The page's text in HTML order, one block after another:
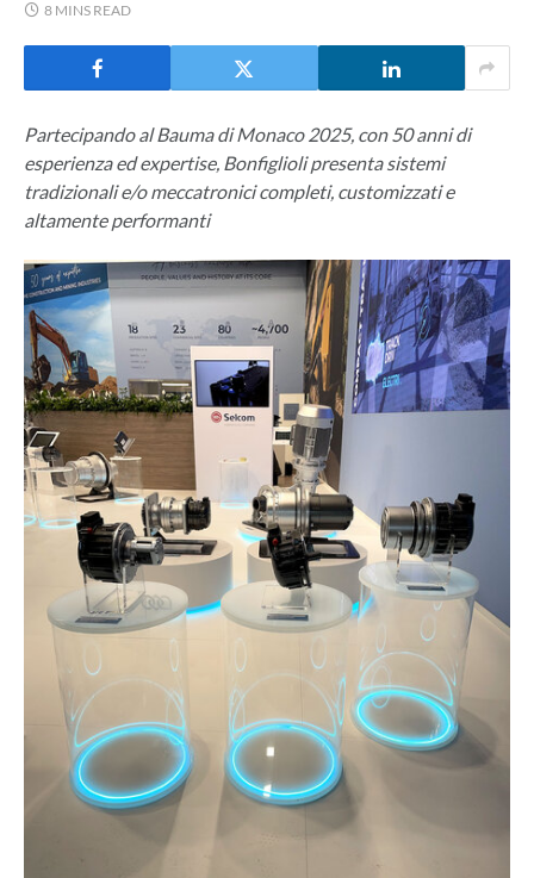
8 MINS READ
Partecipando al Bauma di Monaco 2025, con 50 anni di
esperienza ed expertise, Bonfiglioli presenta sistemi
tradizionali e/o meccatronici completi, customizzati e
altamente performanti